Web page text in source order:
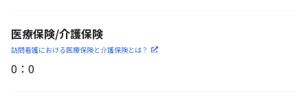
医療保険/介護保険
訪問看護における医療保険と介護保険とは？
0 ： 0